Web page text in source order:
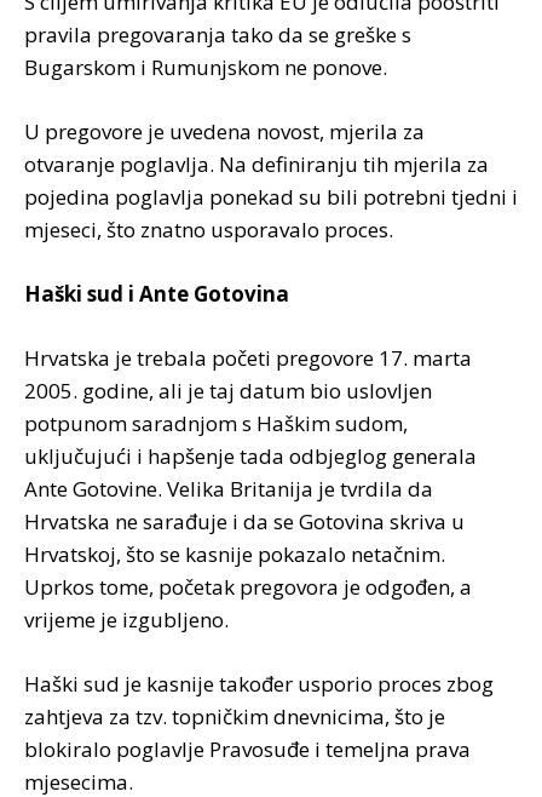
pravila pregovaranja tako da se greške s
Bugarskom i Rumunjskom ne ponove.
U pregovore je uvedena novost, mjerila za
otvaranje poglavlja. Na definiranju tih mjerila za
pojedina poglavlja ponekad su bili potrebni tjedni i
mjeseci, što znatno usporavalo proces.
Haški sud i Ante Gotovina
Hrvatska je trebala početi pregovore 17. marta
2005. godine, ali je taj datum bio uslovljen
potpunom saradnjom s Haškim sudom,
uključujući i hapšenje tada odbjeglog generala
Ante Gotovine. Velika Britanija je tvrdila da
Hrvatska ne sarađuje i da se Gotovina skriva u
Hrvatskoj, što se kasnije pokazalo netačnim.
Uprkos tome, početak pregovora je odgođen, a
vrijeme je izgubljeno.
Haški sud je kasnije također usporio proces zbog
zahtjeva za tzv. topničkim dnevnicima, što je
blokiralo poglavlje Pravosuđe i temeljna prava
mjesecima.